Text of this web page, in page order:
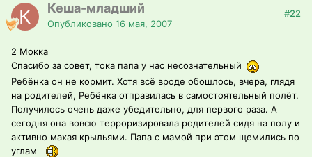
Кеша-младший
Опубликовано 16 мая, 2007
#22
2 Мокка
Спасибо за совет, тока папа у нас несознательный
Ребёнка он не кормит. Хотя всё вроде обошлось, вчера, глядя
на родителей, Ребёнка отправилась в самостоятельный полёт.
Получилось очень даже убедительно, для первого раза. А
сегодня она вовсю терроризировала родителей сидя на полу и
активно махая крыльями. Папа с мамой при этом щемились по
углам